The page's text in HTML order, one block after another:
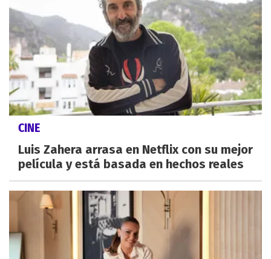
CINE
Luis Zahera arrasa en Netflix con su mejor
película y está basada en hechos reales